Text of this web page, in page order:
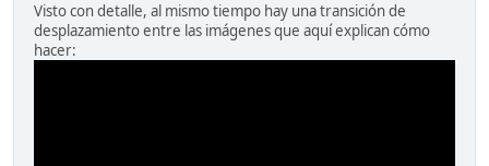
Visto con detalle, al mismo tiempo hay una transición de
desplazamiento entre las imágenes que aquí explican cómo
hacer: